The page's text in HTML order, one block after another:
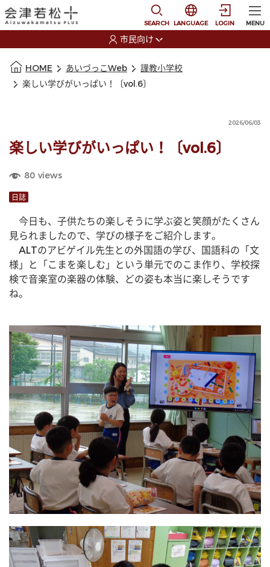
SEARCH
選択すると言語の切
LANGUAGE LOGIN MENU
市民向け
HOME あいづっこWeb
謹教小学校
楽しい学びがいっぱい！〔vol.6〕
2026/06/03
楽しい学びがいっぱい！〔vol.6〕
80 views
日誌
今日も、子供たちの楽しそうに学ぶ姿と笑顔がたくさん
見られましたので、学びの様子をご紹介します。
ALTのアビゲイル先生との外国語の学び、国語科の「文
様」と「こまを楽しむ」という単元でのこま作り、学校探
検で音楽室の楽器の体験、どの姿も本当に楽しそうです
ね。